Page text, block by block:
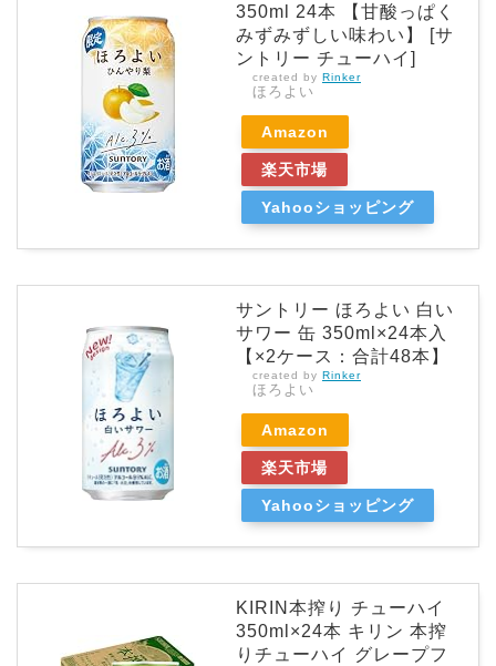
350ml 24本 【甘酸っぱく
みずみずしい味わい】 [サ
ントリー チューハイ]
created by Rinker
ほろよい
Amazon
楽天市場
Yahooショッピング
サントリー ほろよい 白い
サワー 缶 350ml×24本入
【×2ケース：合計48本】
created by Rinker
ほろよい
Amazon
楽天市場
Yahooショッピング
KIRIN本搾り チューハイ
350ml×24本 キリン 本搾
りチューハイ グレープフ